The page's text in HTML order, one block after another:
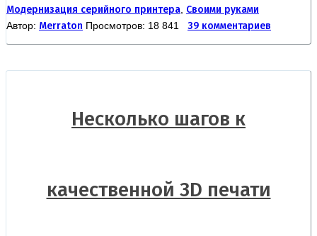
Модернизация серийного принтера Своими руками
Автор: Merraton Просмотров: 18 841 39 комментариев
Несколько шагов к
качественной 3D печати